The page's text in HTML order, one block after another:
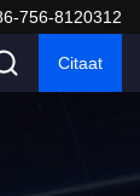
756-8120312
Citaat